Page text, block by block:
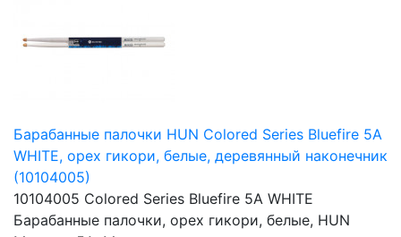
Барабанные палочки HUN Colored Series Bluefire 5A
WHITE, орех гикори, белые, деревянный наконечник
(10104005)
10104005 Colored Series Bluefire 5A WHITE
Барабанные палочки, орех гикори, белые, HUN